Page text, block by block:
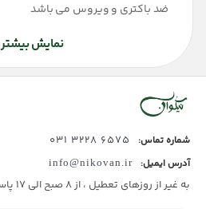
ضد باکتری و ویروس می باشد
نمایش بیشتر
شماره تماس: 6575 3228 031
آدرس ایمیل: info@nikovan.ir
به غیر از روزهای تعطیل ، از 8 صبح الی 17 پاسخگوی شما هستیم.